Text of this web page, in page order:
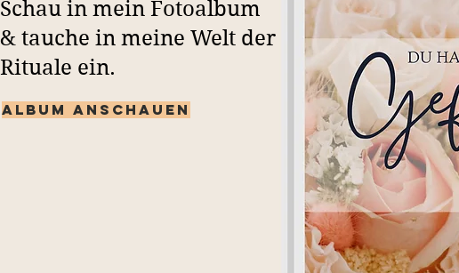
Schau in mein Fotoalbum
& tauche in meine Welt der
Rituale ein.
Album anschauen